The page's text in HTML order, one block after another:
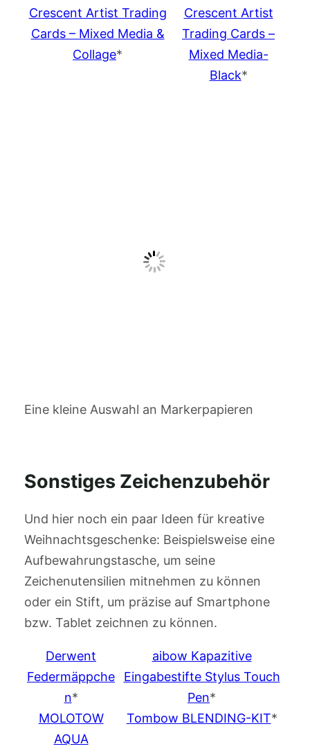
Crescent Artist Trading
Cards – Mixed Media &
Collage*
Crescent Artist
Trading Cards –
Mixed Media-
Black*
Eine kleine Auswahl an Markerpapieren
Sonstiges Zeichenzubehör
Und hier noch ein paar Ideen für kreative
Weihnachtsgeschenke: Beispielsweise eine
Aufbewahrungstasche, um seine
Zeichenutensilien mitnehmen zu können
oder ein Stift, um präzise auf Smartphone
bzw. Tablet zeichnen zu können.
Derwent
Federmäppche
n*
aibow Kapazitive
Eingabestifte Stylus Touch
Pen*
MOLOTOW
AQUA
Tombow BLENDING-KIT*